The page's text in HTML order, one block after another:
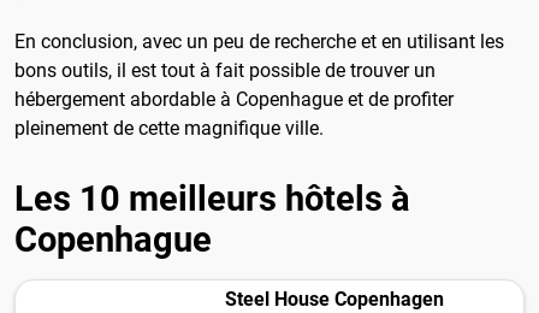
En conclusion, avec un peu de recherche et en utilisant les
bons outils, il est tout à fait possible de trouver un
hébergement abordable à Copenhague et de profiter
pleinement de cette magnifique ville.
Les 10 meilleurs hôtels à
Copenhague
Steel House Copenhagen